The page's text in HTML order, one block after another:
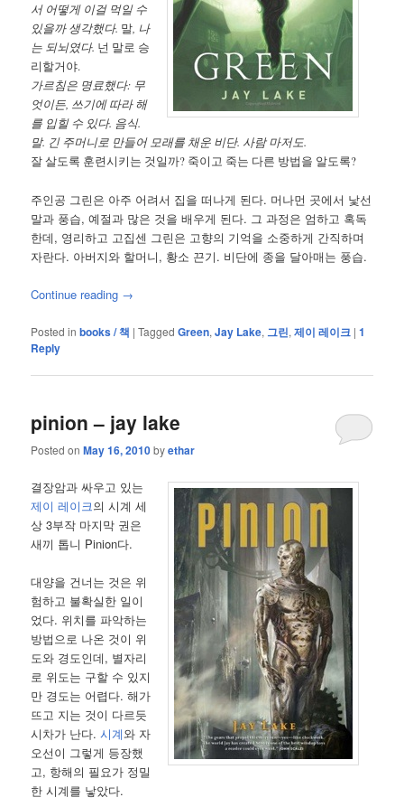
서 어떻게 이걸 먹일 수
있을까 생각했다. 말, 나
는 되뇌였다. 넌 말로 승
리할거야.
가르침은 명료했다: 무
엇이든, 쓰기에 따라 해
를 입힐 수 있다. 음식.
말. 긴 주머니로 만들어 모래를 채운 비단. 사람 마저도.
잘 살도록 훈련시키는 것일까? 죽이고 죽는 다른 방법을 알도록?
주인공 그린은 아주 어려서 집을 떠나게 된다. 머나먼 곳에서 낯선
말과 풍습, 예절과 많은 것을 배우게 된다. 그 과정은 엄하고 혹독
한데, 영리하고 고집센 그린은 고향의 기억을 소중하게 간직하며
자란다. 아버지와 할머니, 황소 끈기. 비단에 종을 달아매는 풍습.
Continue reading →
Posted in books / 책 |Tagged Green,Jay Lake, 그린,제이 레이크 |1
Reply
pinion – jay lake
Posted onMay 16, 2010byethar
결장암과 싸우고 있는
제이 레이크의 시계 세
상 3부작 마지막 권은
새끼 톱니 Pinion다.
대양을 건너는 것은 위
험하고 불확실한 일이
었다. 위치를 파악하는
방법으로 나온 것이 위
도와 경도인데, 별자리
로 위도는 구할 수 있지
만 경도는 어렵다. 해가
뜨고 지는 것이 다르듯
시차가 난다.시계와 자
오선이 그렇게 등장했
고, 항해의 필요가 정밀
한 시계를 낳았다.